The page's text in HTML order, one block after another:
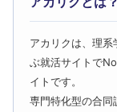
アカリクは、理
ぶ就活サイトで
イトです。
専門特化型の合同